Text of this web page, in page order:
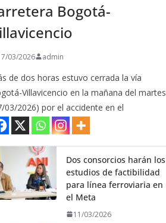
Bogotá-
03/2026 admin
de dos horas estuvo cerrada la vía
Villavicencio en la mañana del martes
03/2026) por el accidente en el
Dos consorcios harán los
estudios de factibilidad
para línea ferroviaria en
el Meta
11/03/2026